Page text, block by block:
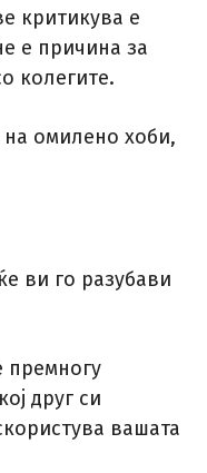
критикува е
е причина за
колегите.
омилено хоби,
ви го разубави
премногу
друг си
вашата